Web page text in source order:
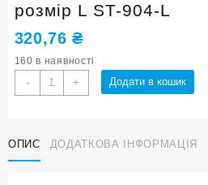
розмір L ST-904-L
320,76₴
160 в наявності
-
Бандаж
колінний
розмір
L
+ Додати в кошик
ОПИС ДОДАТКОВА ІНФОРМАЦІЯ